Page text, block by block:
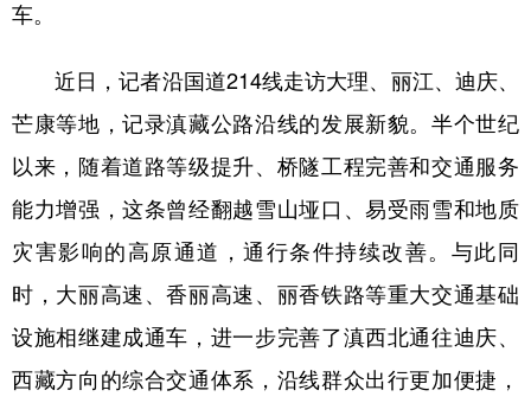
车。
近日，记者沿国道214线走访大理、丽江、迪庆、
芒康等地，记录滇藏公路沿线的发展新貌。半个世纪
以来，随着道路等级提升、桥隧工程完善和交通服务
能力增强，这条曾经翻越雪山垭口、易受雨雪和地质
灾害影响的高原通道，通行条件持续改善。与此同
时，大丽高速、香丽高速、丽香铁路等重大交通基础
设施相继建成通车，进一步完善了滇西北通往迪庆、
西藏方向的综合交通体系，沿线群众出行更加便捷，